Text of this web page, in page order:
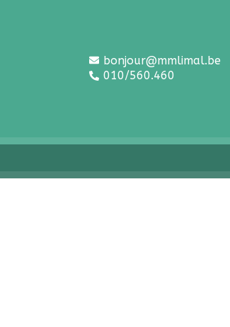
bonjour@mmlimal.be
010/560.460